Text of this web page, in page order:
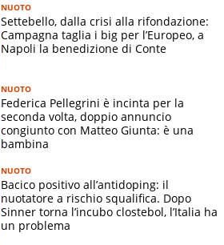
NUOTO
Settebello, dalla crisi alla rifondazione:
Campagna taglia i big per l’Europeo, a
Napoli la benedizione di Conte
NUOTO
Federica Pellegrini è incinta per la
seconda volta, doppio annuncio
congiunto con Matteo Giunta: è una
bambina
NUOTO
Bacico positivo all’antidoping: il
nuotatore a rischio squalifica. Dopo
Sinner torna l’incubo clostebol, l’Italia ha
un problema